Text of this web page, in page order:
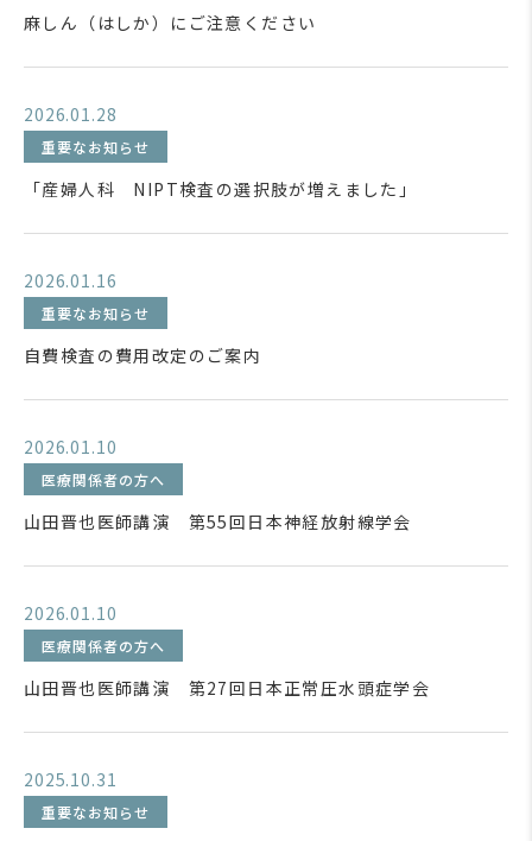
麻しん（はしか）にご注意ください
2026.01.28
重要なお知らせ
「産婦人科 NIPT検査の選択肢が増えました」
2026.01.16
重要なお知らせ
自費検査の費用改定のご案内
2026.01.10
医療関係者の方へ
山田晋也医師講演 第55回日本神経放射線学会
2026.01.10
医療関係者の方へ
山田晋也医師講演 第27回日本正常圧水頭症学会
2025.10.31
重要なお知らせ